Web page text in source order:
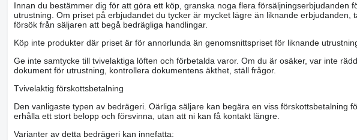
Innan du bestämmer dig för att göra ett köp, granska noga flera försäljningserbjudanden
utrustning. Om priset på erbjudandet du tycker är mycket lägre än liknande
försök från säljaren att begå bedrägliga handlingar.
Köp inte produkter där priset är för annorlunda än genomsnittspriset för liknande
Ge inte samtycke till tvivelaktiga löften och förbetalda varor. Om du är osäker, var inte
dokument för utrustning, kontrollera dokumentens äkthet, ställ frågor.
Tvivelaktig förskottsbetalning
Den vanligaste typen av bedrägeri. Oärliga säljare kan begära en viss förskottsbetalning
erhålla ett stort belopp och försvinna, utan att ni kan få kontakt längre.
Varianter av detta bedrägeri kan innefatta: